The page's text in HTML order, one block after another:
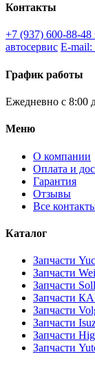
Контакты
+7 (937) 600-88-48
автосервис E-mail:
График работы
Ежедневно с 8:00
Меню
О компании
Оплата и
Гарантия
Отзывы
Все
Каталог
Запчасти
Запчасти
Запчасти
Запчасти
Запчасти
Запчасти
Запчасти
Запчасти